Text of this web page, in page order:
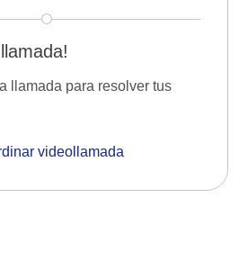
llamada para resolver tus
videollamada